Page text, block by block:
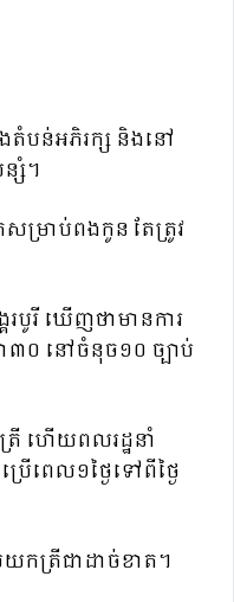
ងតំបន់អភិរក្ស និងនៅ
សំ។
ម្រាប់ពងកូន តែត្រូវ
រី ឃើញថាមានការ
៣០ នៅចំនុច១០ ច្បាប់
រី ហើយពលរដ្ឋនាំ
ពេល១ថ្ងៃទៅពីថ្ងៃ
កត្រីជាដាច់ខាត។